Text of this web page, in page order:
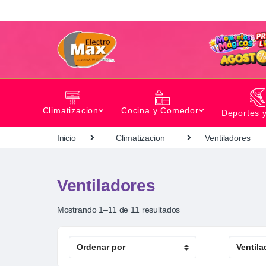
Climatizacion Cocina y Comedor Deportes
Inicio Climatizacion Ventiladores
Ventiladores
Mostrando 1–11 de 11 resultados